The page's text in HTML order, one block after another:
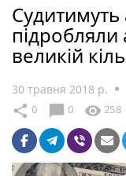
Судитимуть
великій
30 травня 2018 р.
share 0 chat_bubble 0 visibility 258